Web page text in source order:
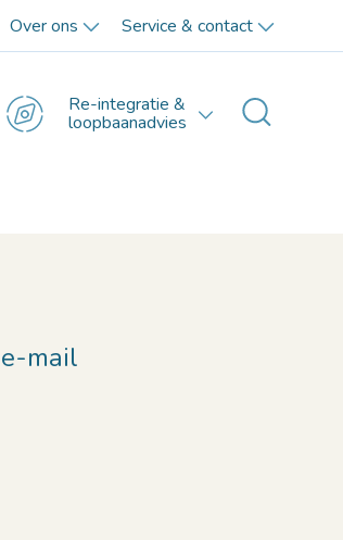
Over ons Service & contact
Re-integratie &
loopbaanadvies
mail